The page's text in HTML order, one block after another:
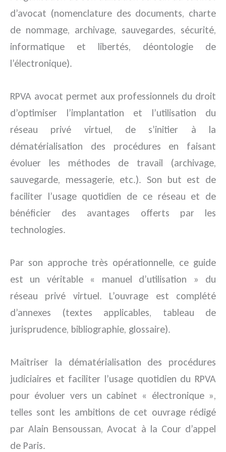
d’avocat (nomenclature des documents, charte
de nommage, archivage, sauvegardes, sécurité,
informatique et libertés, déontologie de
l’électronique).
RPVA avocat permet aux professionnels du droit
d’optimiser l’implantation et l’utilisation du
réseau privé virtuel, de s’initier à la
dématérialisation des procédures en faisant
évoluer les méthodes de travail (archivage,
sauvegarde, messagerie, etc.). Son but est de
faciliter l’usage quotidien de ce réseau et de
bénéficier des avantages offerts par les
technologies.
Par son approche très opérationnelle, ce guide
est un véritable « manuel d’utilisation » du
réseau privé virtuel. L’ouvrage est complété
d’annexes (textes applicables, tableau de
jurisprudence, bibliographie, glossaire).
Maîtriser la dématérialisation des procédures
judiciaires et faciliter l’usage quotidien du RPVA
pour évoluer vers un cabinet « électronique »,
telles sont les ambitions de cet ouvrage rédigé
par Alain Bensoussan, Avocat à la Cour d’appel
de Paris.